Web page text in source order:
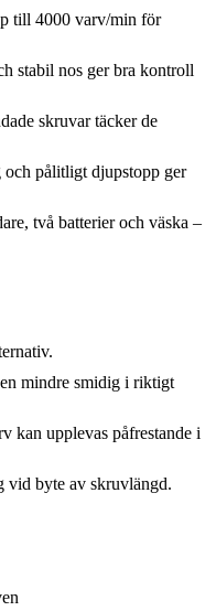
till 4000 varv/min för
stabil nos ger bra kontroll
skruvar täcker de
pålitligt djupstopp ger
två batterier och väska –
mindre smidig i riktigt
kan upplevas påfrestande i
vid byte av skruvlängd.